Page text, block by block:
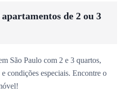
de 2 ou 3
São Paulo com 2 e 3 quartos,
condições especiais. Encontre o